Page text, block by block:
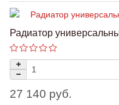
Радиатор
27 140 руб.